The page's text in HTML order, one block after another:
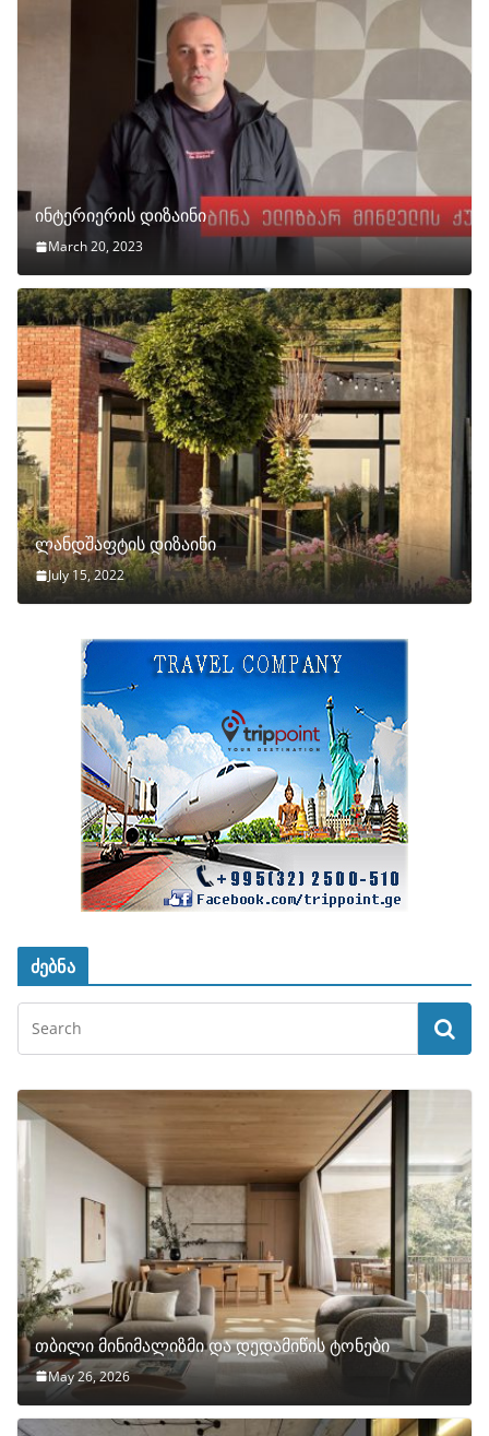
ინტერიერის დიზაინი
March 20, 2023
ლანდშაფტის დიზაინი
July 15, 2022
ძებნა
თბილი მინიმალიზმი და დედამიწის ტონები
May 26, 2026